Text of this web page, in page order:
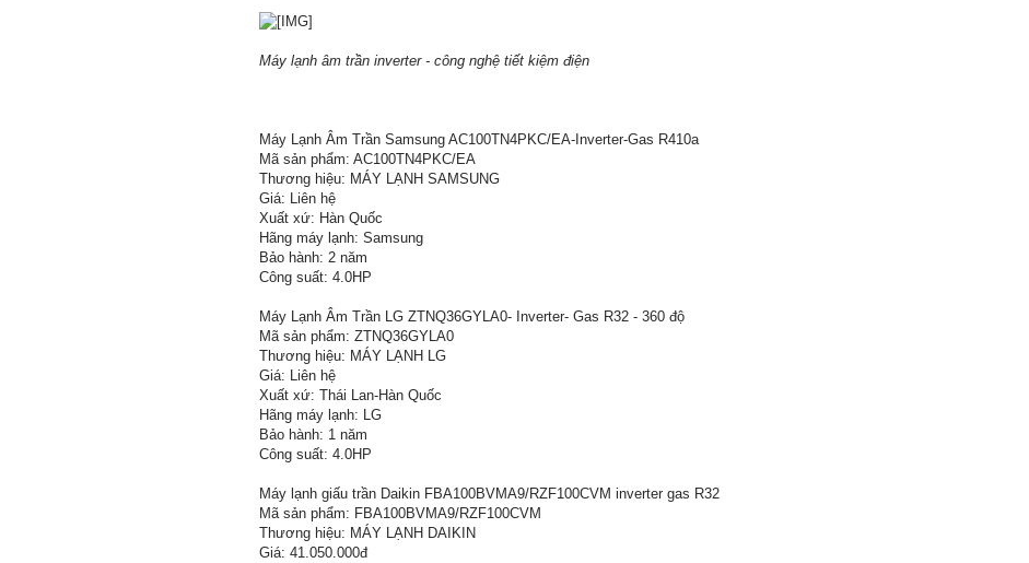
Máy lạnh âm trần inverter - công nghệ tiết kiệm điện
Máy Lạnh Âm Trần Samsung AC100TN4PKC/EA-Inverter-Gas R410a
Mã sản phẩm: AC100TN4PKC/EA
Thương hiệu: MÁY LẠNH SAMSUNG
Giá: Liên hệ
Xuất xứ: Hàn Quốc
Hãng máy lạnh: Samsung
Bảo hành: 2 năm
Công suất: 4.0HP
Máy Lạnh Âm Trần LG ZTNQ36GYLA0- Inverter- Gas R32 - 360 độ
Mã sản phẩm: ZTNQ36GYLA0
Thương hiệu: MÁY LẠNH LG
Giá: Liên hệ
Xuất xứ: Thái Lan-Hàn Quốc
Hãng máy lạnh: LG
Bảo hành: 1 năm
Công suất: 4.0HP
Máy lạnh giấu trần Daikin FBA100BVMA9/RZF100CVM inverter gas R32
Mã sản phẩm: FBA100BVMA9/RZF100CVM
Thương hiệu: MÁY LẠNH DAIKIN
Giá: 41.050.000đ